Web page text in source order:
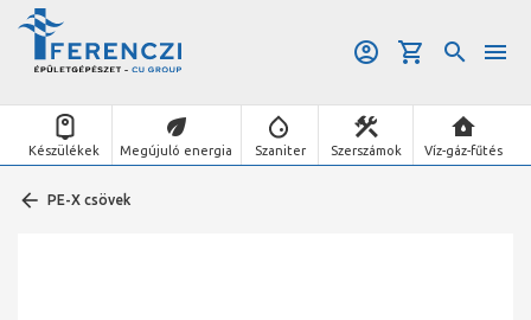
Készülékek Megújuló energia Szaniter Szerszámok Víz-gáz-fűtés
PE-X csövek